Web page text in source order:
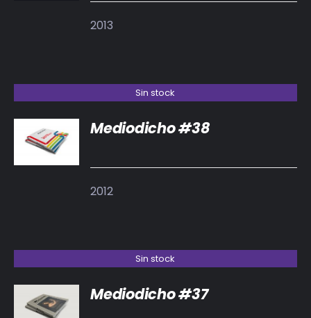
2013
Sin stock
DETALLES
Mediodicho #38
2012
Sin stock
DETALLES
Mediodicho #37